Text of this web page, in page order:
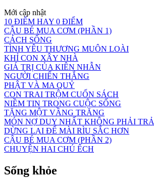
Mới cập nhật
10 ĐIỂM HAY 0 ĐIỂM
CẬU BÉ MUA CƠM (PHẦN 1)
CÁCH SỐNG
TÌNH YÊU THƯƠNG MUÔN LOÀI
KHỈ CON XÂY NHÀ
GIÁ TRỊ CỦA KIÊN NHẪN
NGƯỜI CHIẾN THẮNG
PHẬT VÀ MA QUỶ
CON TRAI TRỘM CUỐN SÁCH
NIỀM TIN TRONG CUỘC SỐNG
TẶNG MỘT VẦNG TRĂNG
MÓN NỢ DUY NHẤT KHÔNG PHẢI TRẢ
DỪNG LẠI ĐỂ MÀI RÌU SẮC HƠN
CẬU BÉ MUA CƠM (PHẦN 2)
CHUYỆN HAI CHÚ ẾCH
Sống khỏe